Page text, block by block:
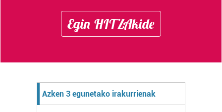
Egin HITZAkide
Azken 3 egunetako irakurrienak